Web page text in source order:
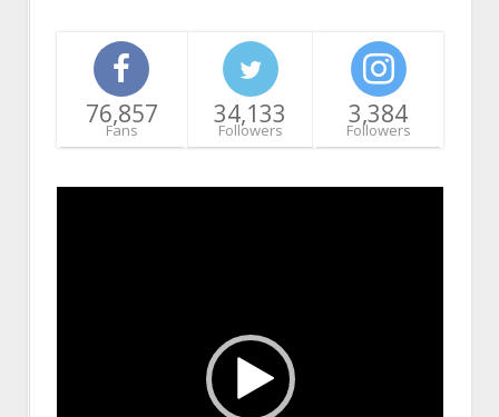
76,857
Fans
34,133
Followers
3,384
Followers